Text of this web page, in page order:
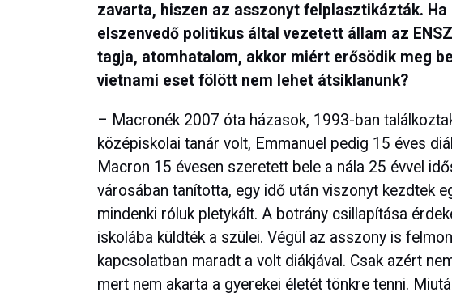
zavarta, hiszen az asszonyt felplasztikázták.
elszenvedő politikus által vezetett állam az
tagja, atomhatalom, akkor miért erősödik meg
vietnami eset fölött nem lehet átsiklanunk?
– Macronék 2007 óta házasok, 1993-ban
középiskolai tanár volt, Emmanuel pedig 15 éves
Macron 15 évesen szeretett bele a nála 25 évvel
városában tanította, egy idő után viszonyt kezdtek
mindenki róluk pletykált. A botrány csillapítása
iskolába küldték a szülei. Végül az asszony is
kapcsolatban maradt a volt diákjával. Csak azért
mert nem akarta a gyerekei életét tönkre tenni.